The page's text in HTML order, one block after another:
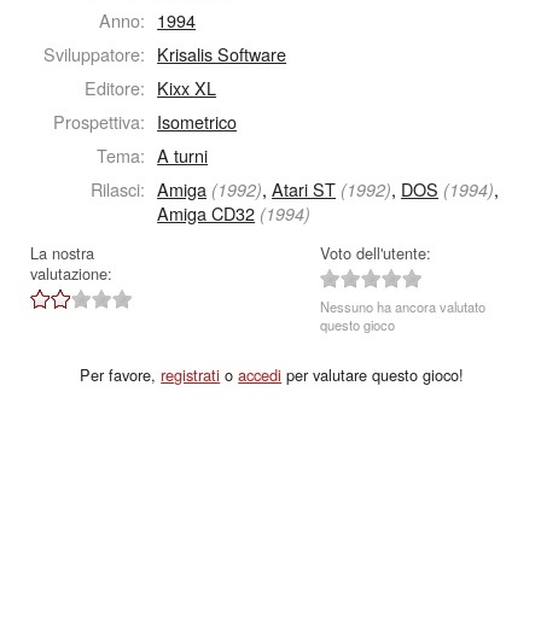
Anno: 1994
Sviluppatore: Krisalis Software
Editore: Kixx XL
Prospettiva: Isometrico
Tema: A turni
Rilasci: Amiga (1992),Atari ST (1992), DOS (1994),
Amiga CD32 (1994)
La nostra
valutazione:
Voto dell'utente:
Nessuno ha ancora valutato
questo gioco
Per favore,registrati oaccedi per valutare questo gioco!